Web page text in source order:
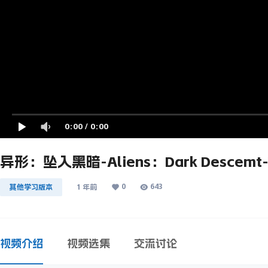
0:00 / 0:00
异形：坠入黑暗-Aliens：Dark
其他学习版本 1 年前 0 643
视频介绍 视频选集 交流讨论